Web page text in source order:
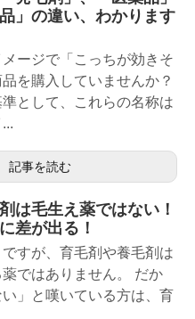
」の違い、わかります
ージで「こっちが効きそ
を購入していませんか？
として、これらの名称は
記事を読む
は毛生え薬ではない！
差が出る！
すが、育毛剤や養毛剤は
ではありません。 だか
」と嘆いている方は、育